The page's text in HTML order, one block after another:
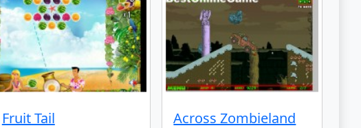
Fruit Tail
Across Zombieland